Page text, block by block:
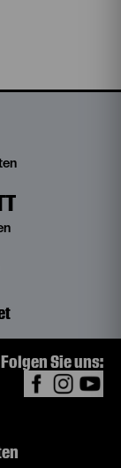
Folgen Sie uns: